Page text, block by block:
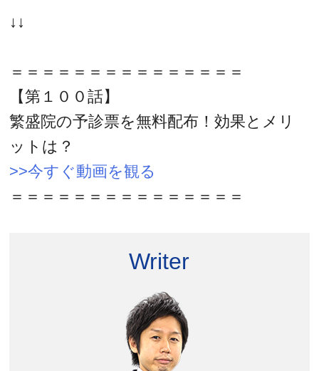
↓↓
＝＝＝＝＝＝＝＝＝＝＝＝＝＝＝
【第１００話】
繁盛院の予診票を無料配布！効果とメリ
ットは？
>>今すぐ動画を観る
＝＝＝＝＝＝＝＝＝＝＝＝＝＝＝
Writer